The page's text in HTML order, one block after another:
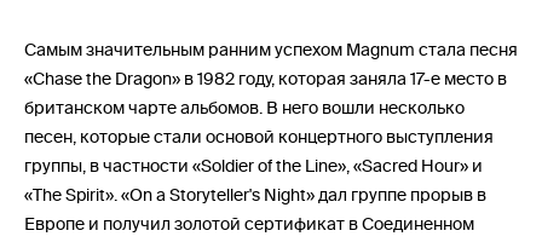
Самым значительным ранним успехом Magnum стала песня
«Chase the Dragon» в 1982 году, которая заняла 17-е место в
британском чарте альбомов. В него вошли несколько
песен, которые стали основой концертного выступления
группы, в частности «Soldier of the Line», «Sacred Hour» и
«The Spirit». «On a Storyteller's Night» дал группе прорыв в
Европе и получил золотой сертификат в Соединенном